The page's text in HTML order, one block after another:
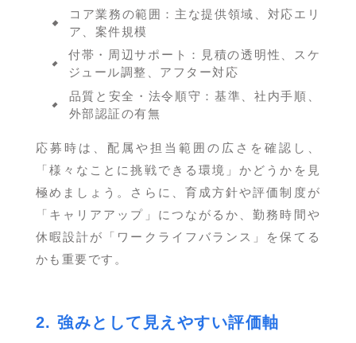
コア業務の範囲：主な提供領域、対応エリ
ア、案件規模
付帯・周辺サポート：見積の透明性、スケ
ジュール調整、アフター対応
品質と安全・法令順守：基準、社内手順、
外部認証の有無
応募時は、配属や担当範囲の広さを確認し、
「様々なことに挑戦できる環境」かどうかを見
極めましょう。さらに、育成方針や評価制度が
「キャリアアップ」につながるか、勤務時間や
休暇設計が「ワークライフバランス」を保てる
かも重要です。
2. 強みとして見えやすい評価軸